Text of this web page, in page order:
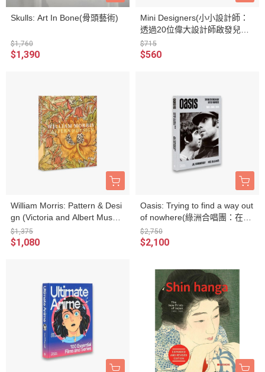
Skulls: Art In Bone(骨頭藝術)
$1,760
$1,390
Mini Designers(小小設計師：
透過20位偉大設計師啟發兒童
參與創作)
$715
$560
William Morris: Pattern & Desi
gn (Victoria and Albert Museu
m(威廉·莫里斯：圖騰與設計)
$1,375
$1,080
Oasis: Trying to find a way out
of nowhere(綠洲合唱團：在無
處可去中尋找出口)
$2,750
$2,100